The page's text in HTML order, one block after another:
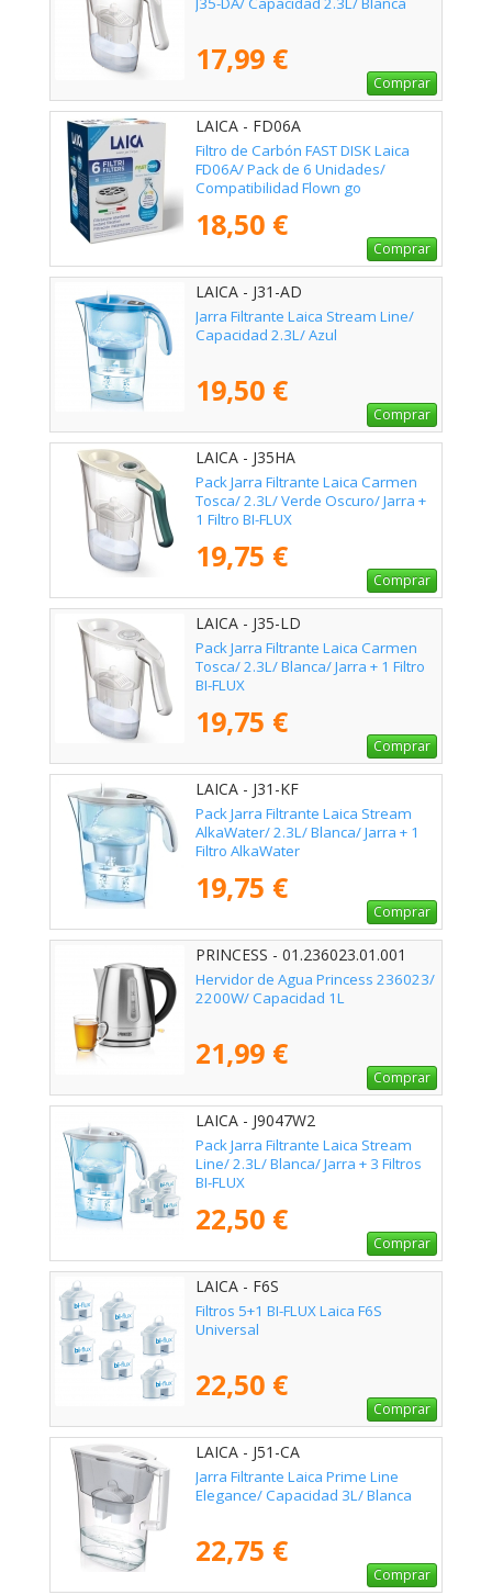
17,99 €
Comprar
LAICA - FD06A
Filtro de Carbón FAST DISK Laica
FD06A/ Pack de 6 Unidades/
Compatibilidad Flown go
18,50 €
Comprar
LAICA - J31-AD
Jarra Filtrante Laica Stream Line/
Capacidad 2.3L/ Azul
19,50 €
Comprar
LAICA - J35HA
Pack Jarra Filtrante Laica Carmen
Tosca/ 2.3L/ Verde Oscuro/ Jarra +
1 Filtro BI-FLUX
19,75 €
Comprar
LAICA - J35-LD
Pack Jarra Filtrante Laica Carmen
Tosca/ 2.3L/ Blanca/ Jarra + 1 Filtro
BI-FLUX
19,75 €
Comprar
LAICA - J31-KF
Pack Jarra Filtrante Laica Stream
AlkaWater/ 2.3L/ Blanca/ Jarra + 1
Filtro AlkaWater
19,75 €
Comprar
PRINCESS - 01.236023.01.001
Hervidor de Agua Princess 236023/
2200W/ Capacidad 1L
21,99 €
Comprar
LAICA - J9047W2
Pack Jarra Filtrante Laica Stream
Line/ 2.3L/ Blanca/ Jarra + 3 Filtros
BI-FLUX
22,50 €
Comprar
LAICA - F6S
Filtros 5+1 BI-FLUX Laica F6S
Universal
22,50 €
Comprar
LAICA - J51-CA
Jarra Filtrante Laica Prime Line
Elegance/ Capacidad 3L/ Blanca
22,75 €
Comprar